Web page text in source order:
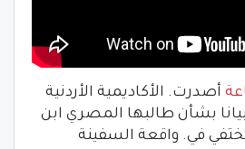
أصدرت. الأكاديمية الأردنية
بشأن طالبها المصري ابن
في. واقعة السفينة